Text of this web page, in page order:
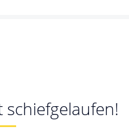
schiefgelaufen!